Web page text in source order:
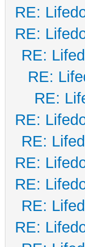
RE:
RE:
RE:
RE:
RE:
RE:
RE:
RE:
RE:
RE:
RE: